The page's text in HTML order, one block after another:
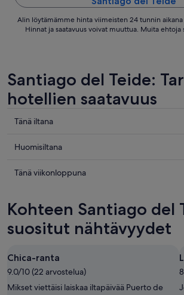
Alin löytämämme hinta viimeisten 24 tunnin aikana
Hinnat ja saatavuus voivat muuttua. Muita ehtoja
Santiago del Teide:
hotellien saatavuus
Tarkista
Santiago
Teide
illaksi
7.8.
8.8.
Tänä iltana
Tarkista
Santiago
hinnat
huomisillaksi
eli
-
9.8.
Huomisiltana
Tarkista
del
Teide
hinnat
viikonlopuksi
eli
7.8.
Tänä viikonloppuna
Kohteen Santiago del
suositut nähtävyydet
Chica-ranta
9.0/10 (22 arvostelua)
Mikset viettäisi laiskaa iltapäivää Puerto de